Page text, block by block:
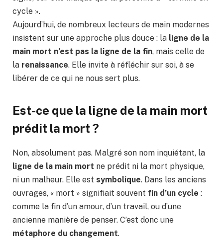
cycle ».
Aujourd’hui, de nombreux lecteurs de main modernes
insistent sur une approche plus douce : la ligne de la
main mort n’est pas la ligne de la fin, mais celle de
la renaissance. Elle invite à réfléchir sur soi, à se
libérer de ce qui ne nous sert plus.
Est-ce que la ligne de la main mort
prédit la mort ?
Non, absolument pas. Malgré son nom inquiétant, la
ligne de la main mort ne prédit ni la mort physique,
ni un malheur. Elle est symbolique. Dans les anciens
ouvrages, « mort » signifiait souvent fin d’un cycle :
comme la fin d’un amour, d’un travail, ou d’une
ancienne manière de penser. C’est donc une
métaphore du changement.